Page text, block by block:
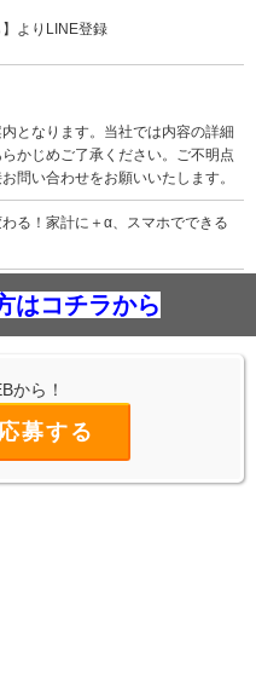
】よりLINE登録
となります。当社では内容の詳細
かじめご了承ください。ご不明点
問い合わせをお願いいたします。
る！家計に＋α、スマホでできる
はコチラから
から！
募する